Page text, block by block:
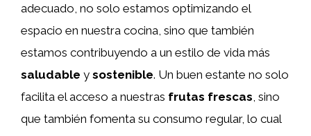
adecuado, no solo estamos optimizando el
espacio en nuestra cocina, sino que también
estamos contribuyendo a un estilo de vida más
saludable y sostenible. Un buen estante no solo
facilita el acceso a nuestras frutas frescas , sino
que también fomenta su consumo regular, lo cual